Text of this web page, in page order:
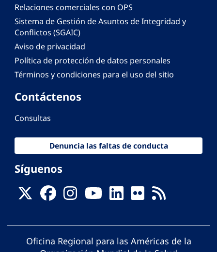
Relaciones comerciales con OPS
Sistema de Gestión de Asuntos de Integridad y
Conflictos (SGAIC)
Aviso de privacidad
Política de protección de datos personales
Términos y condiciones para el uso del sitio
Contáctenos
Consultas
Denuncia las faltas de conducta
Síguenos
Oficina Regional para las Américas de la
Organización Mundial de la Salud